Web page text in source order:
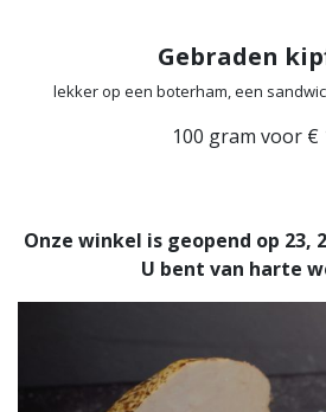
Gebraden
lekker op een boterham, een
100 gram voor €
Onze winkel is geopend op 23,
U bent van harte